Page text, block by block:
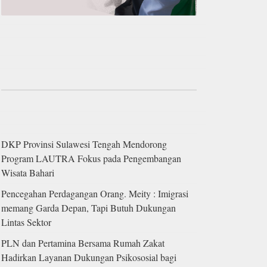
DKP Provinsi Sulawesi Tengah Mendorong
Program LAUTRA Fokus pada Pengembangan
Wisata Bahari
Pencegahan Perdagangan Orang. Meity : Imigrasi
memang Garda Depan, Tapi Butuh Dukungan
Lintas Sektor
PLN dan Pertamina Bersama Rumah Zakat
Hadirkan Layanan Dukungan Psikososial bagi